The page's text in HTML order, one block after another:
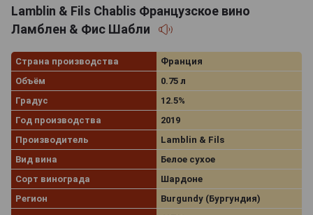
Lamblin & Fils Chablis Французское вино
Ламблен & Фис Шабли
Страна производства
Франция
Объём
0.75 л
Градус
12.5%
Год производства
2019
Производитель
Lamblin & Fils
Вид вина
Белое сухое
Сорт винограда
Шардоне
Регион
Burgundy (Бургундия)